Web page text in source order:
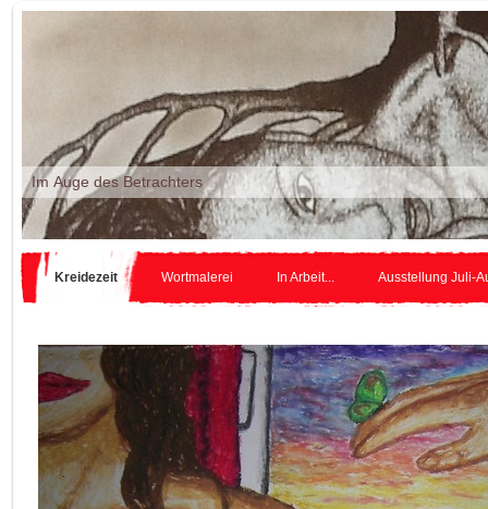
Im Auge des
Kreidezeit Wortmalerei In Arbeit... Ausstellung Juli-